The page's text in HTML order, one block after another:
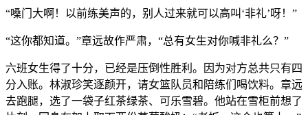
“嗓门大啊！以前练美声的，别人过来就可以高叫‘非礼’呀！”
“这你都知道。”章远故作严肃，“总有女生对你喊非礼么？”
六班女生得了十分，已经是压倒性胜利。因为对方总共只有四
分入账。林淑珍笑逐颜开，请女篮队员和陪练们喝饮料。章远
去跑腿，选了一袋子红茶绿茶、可乐雪碧。他站在雪柜前想了